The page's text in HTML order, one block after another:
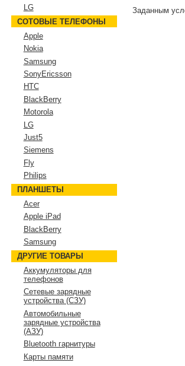
Заданным
LG
СОТОВЫЕ ТЕЛЕФОНЫ
Apple
Nokia
Samsung
SonyEricsson
HTC
BlackBerry
Motorola
LG
Just5
Siemens
Fly
Philips
ПЛАНШЕТЫ
Acer
Apple iPad
BlackBerry
Samsung
ДРУГИЕ ТОВАРЫ
Аккумуляторы для
телефонов
Сетевые зарядные
устройства (СЗУ)
Автомобильные
зарядные устройства
(АЗУ)
Bluetooth гарнитуры
Карты памяти